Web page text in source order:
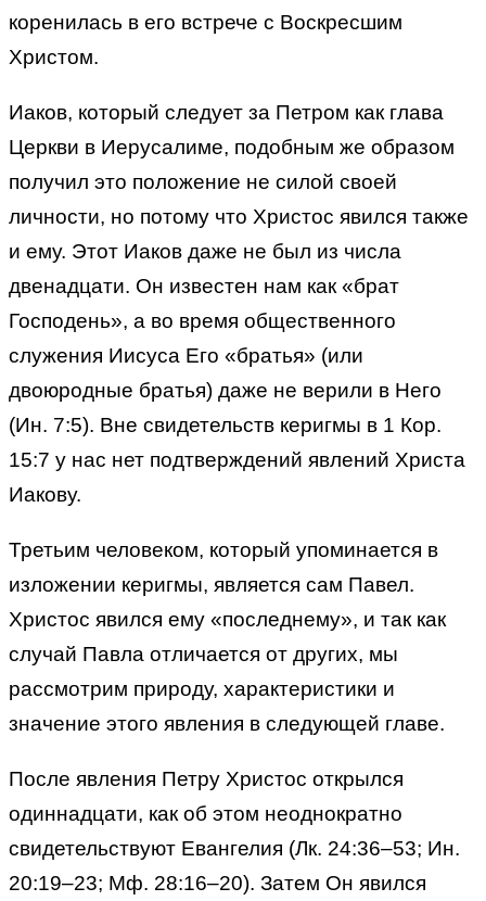
коренилась в его встрече с Воскресшим
Христом.
Иаков, который следует за Петром как глава
Церкви в Иерусалиме, подобным же образом
получил это положение не силой своей
личности, но потому что Христос явился также
и ему. Этот Иаков даже не был из числа
двенадцати. Он известен нам как «брат
Господень», а во время общественного
служения Иисуса Его «братья» (или
двоюродные братья) даже не верили в Него
(Ин. 7:5). Вне свидетельств керигмы в 1 Кор.
15:7 у нас нет подтверждений явлений Христа
Иакову.
Третьим человеком, который упоминается в
изложении керигмы, является сам Павел.
Христос явился ему «последнему», и так как
случай Павла отличается от других, мы
рассмотрим природу, характеристики и
значение этого явления в следующей главе.
После явления Петру Христос открылся
одиннадцати, как об этом неоднократно
свидетельствуют Евангелия (Лк. 24:36–53; Ин.
20:19–23; Мф. 28:16–20). Затем Он явился